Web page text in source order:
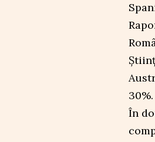
30%.
În